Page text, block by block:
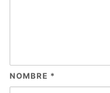
NOMBRE *